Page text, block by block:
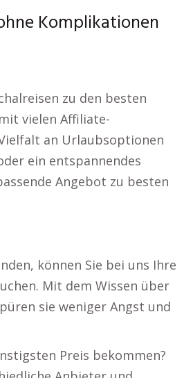
Komplikationen
zu den besten
vielen Affiliate-
an Urlaubsoptionen
ein entspannendes
Angebot zu besten
können Sie bei uns Ihre
Mit dem Wissen über
sie weniger Angst und
Preis bekommen?